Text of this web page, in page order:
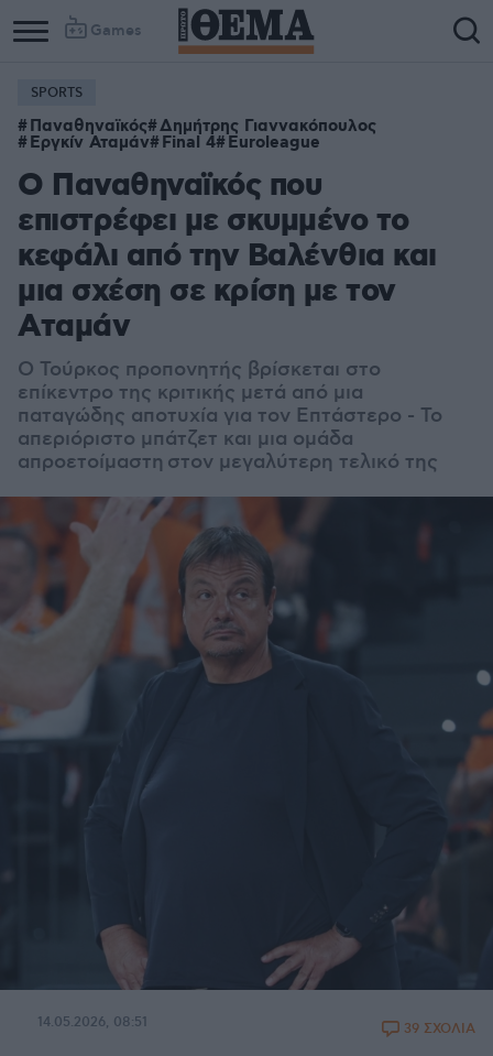
Games
SPORTS
Παναθηναϊκός Δημήτρης Γιαννακόπουλος
Εργκίν Αταμάν Final 4 Euroleague
Ο Παναθηναϊκός που
επιστρέφει με σκυμμένο το
κεφάλι από την Βαλένθια και
μια σχέση σε κρίση με τον
Αταμάν
Ο Τούρκος προπονητής βρίσκεται στο
επίκεντρο της κριτικής μετά από μια
παταγώδης αποτυχία για τον Επτάστερο - Το
απεριόριστο μπάτζετ και μια ομάδα
απροετοίμαστη στον μεγαλύτερη τελικό της
14.05.2026, 08:51 39 ΣΧΟΛΙΑ